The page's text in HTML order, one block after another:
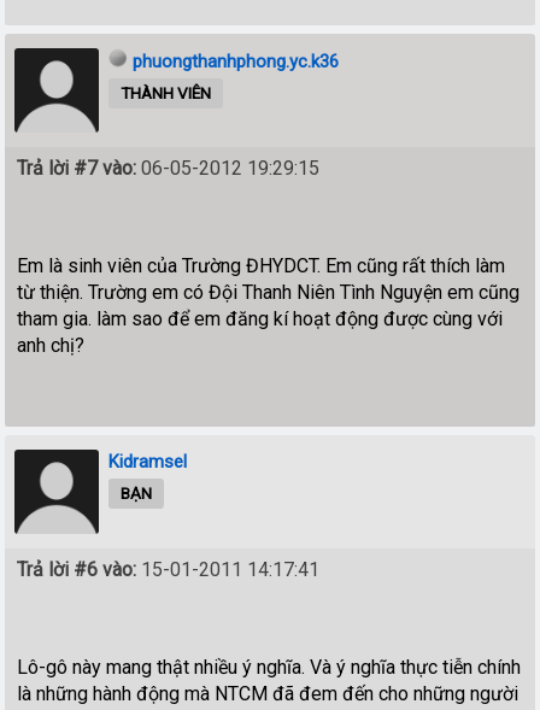
phuongthanhphong.yc.k36
THÀNH VIÊN
Trả lời #7 vào: 06-05-2012 19:29:15
Em là sinh viên của Trường ĐHYDCT. Em cũng rất thích làm
từ thiện. Trường em có Đội Thanh Niên Tình Nguyện em cũng
tham gia. làm sao để em đăng kí hoạt động được cùng với
anh chị?
Kidramsel
BẠN
Trả lời #6 vào: 15-01-2011 14:17:41
Lô-gô này mang thật nhiều ý nghĩa. Và ý nghĩa thực tiễn chính
là những hành động mà NTCM đã đem đến cho những người